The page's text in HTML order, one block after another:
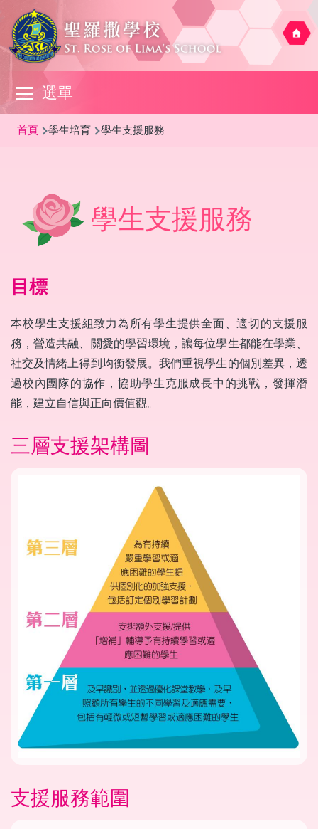
移至主內容
選單
Main
navigation
導
首頁 學生培育 學生支援服務
學生支援服務
目標
本校學生支援組致力為所有學生提供全面、適切的支援服
務，營造共融、關愛的學習環境，讓每位學生都能在學業、
社交及情緒上得到均衡發展。我們重視學生的個別差異，透
過校內團隊的協作，協助學生克服成長中的挑戰，發揮潛
能，建立自信與正向價值觀。
三層支援架構圖
支援服務範圍